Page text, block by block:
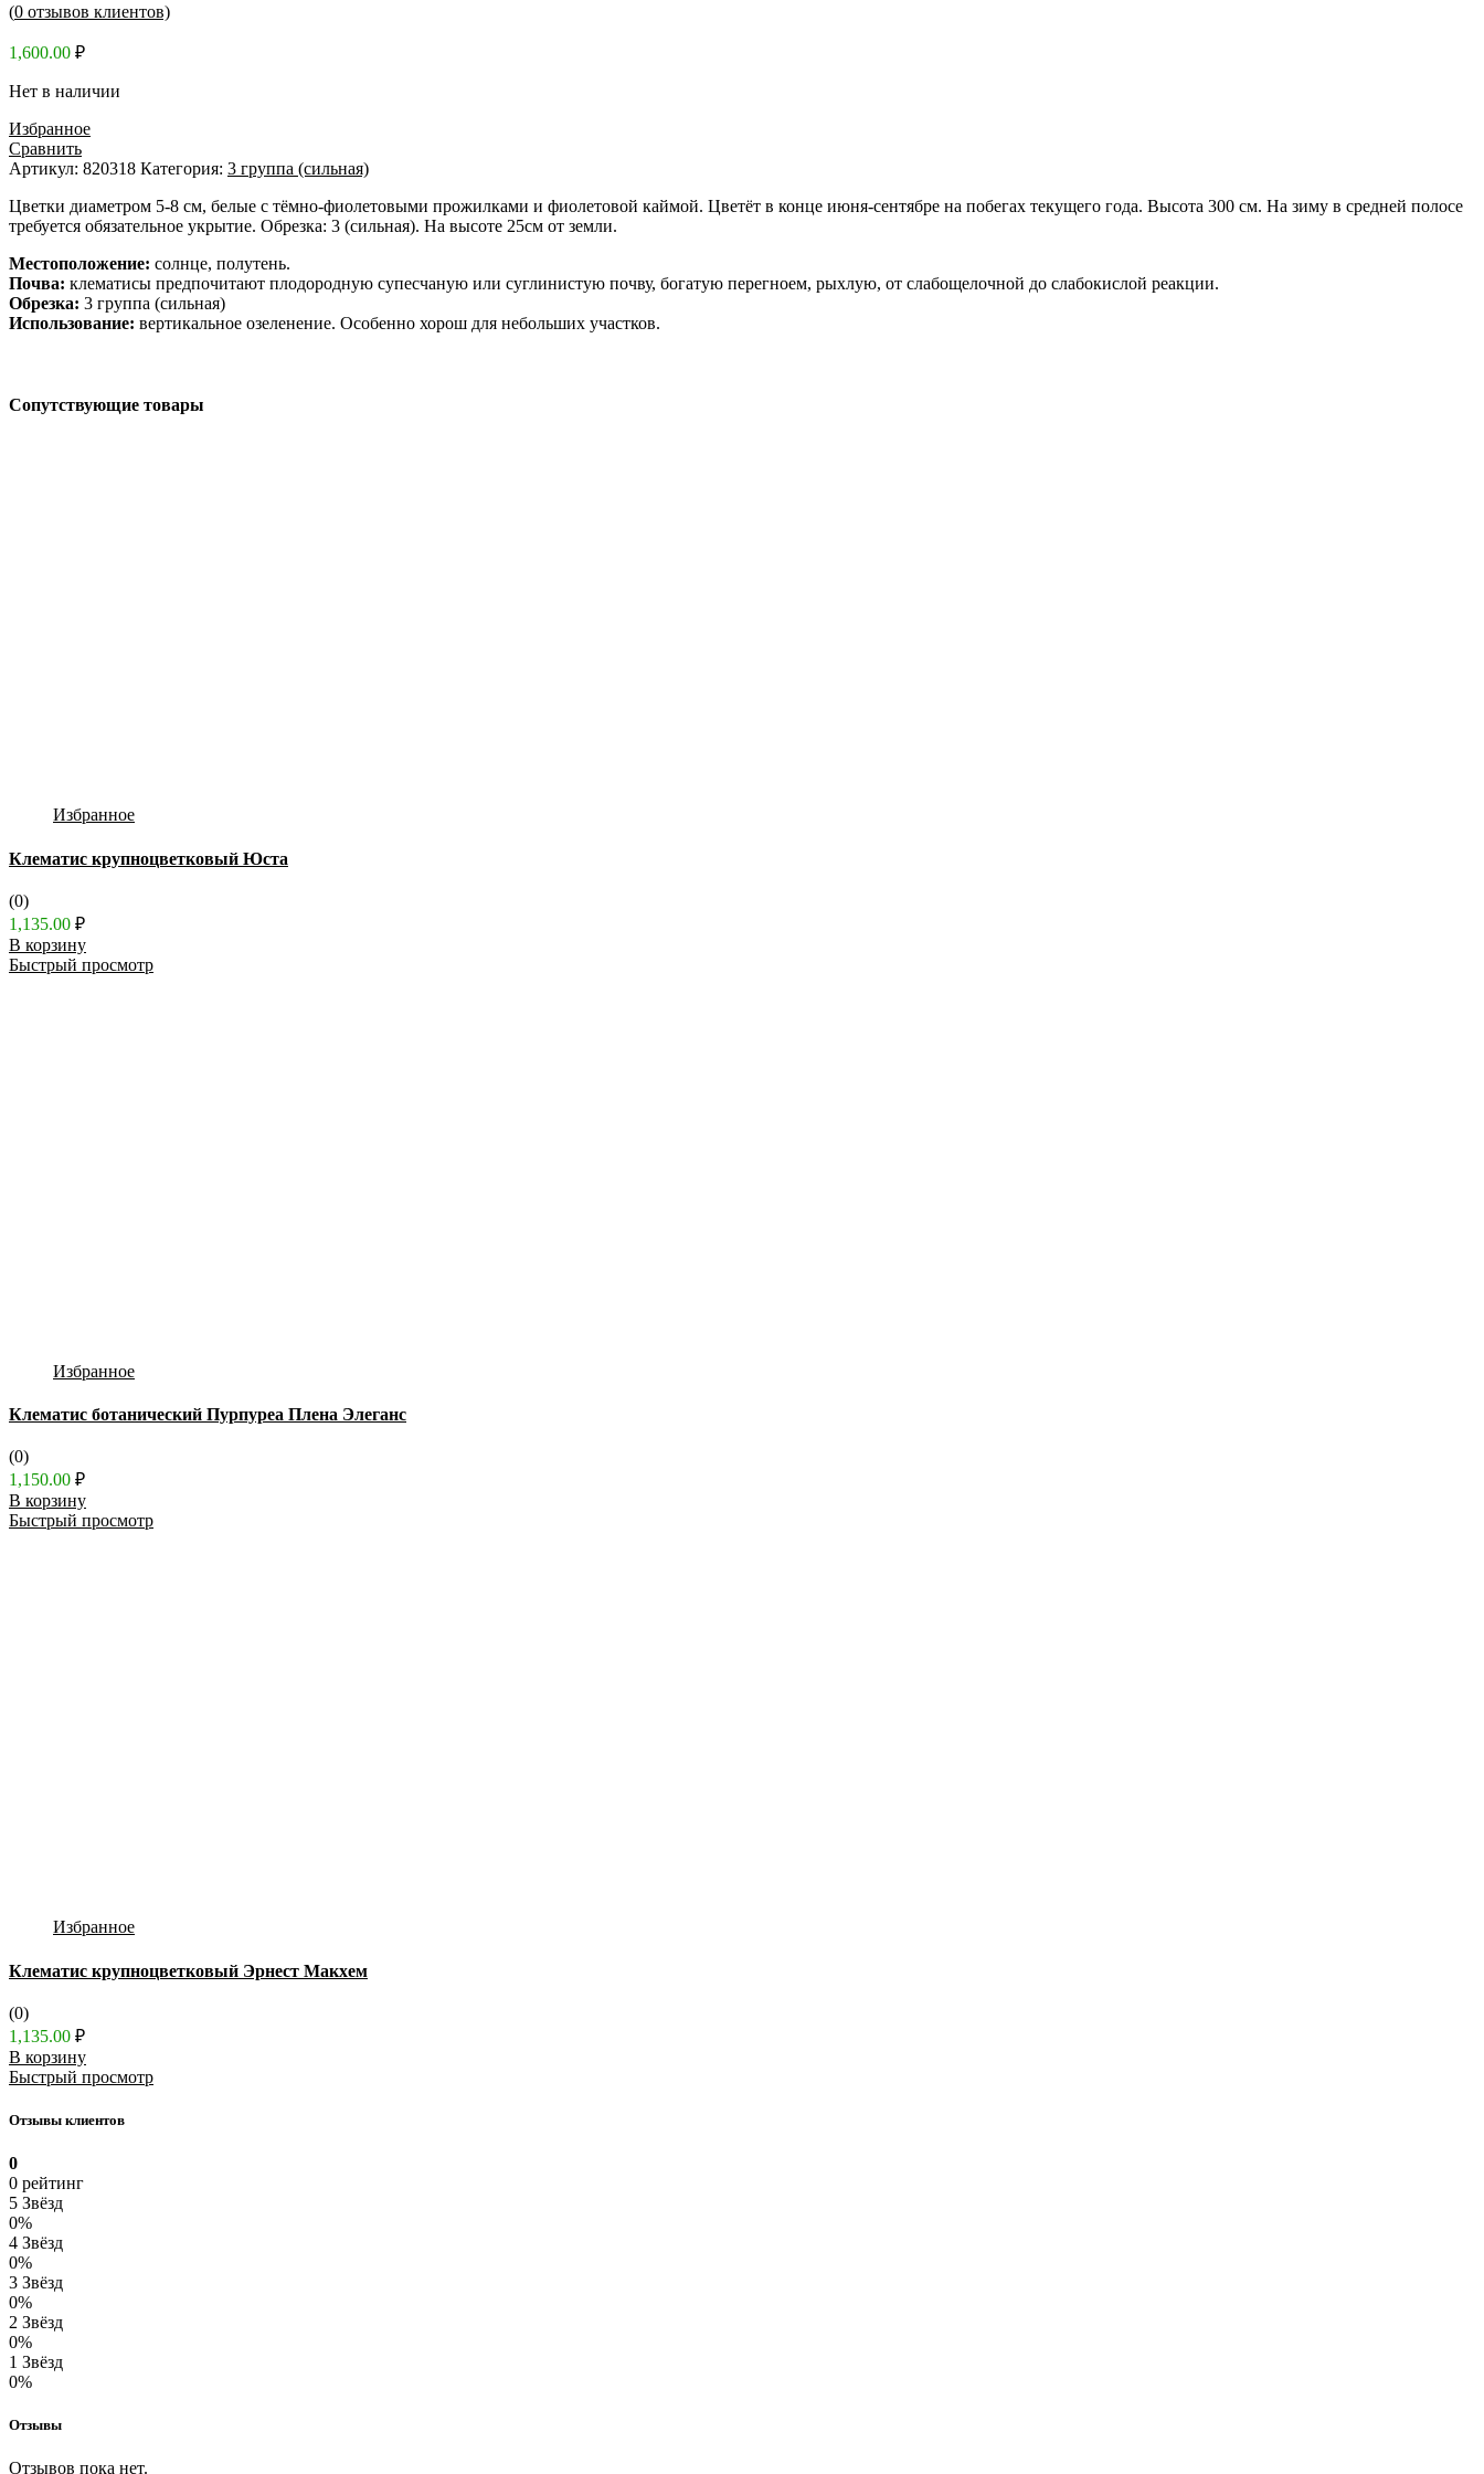
(0 отзывов клиентов)
1,600.00 ₽
Нет в наличии
Избранное
Сравнить
Артикул: 820318 Категория: 3 группа (сильная)
Цветки диаметром 5-8 см, белые с тёмно-фиолетовыми прожилками и фиолетовой каймой. Цветёт в конце июня-сентябре на побегах текущего года. Высота 300 см. На зиму в средней полосе
требуется обязательное укрытие. Обрезка: 3 (сильная). На высоте 25см от земли.
Местоположение: солнце, полутень.
Почва: клематисы предпочитают плодородную супесчаную или суглинистую почву, богатую перегноем, рыхлую, от слабощелочной до слабокислой реакции.
Обрезка: 3 группа (сильная)
Использование: вертикальное озеленение. Особенно хорош для небольших участков.
Сопутствующие товары
Избранное
Клематис крупноцветковый Юста
(0)
1,135.00 ₽
В корзину
Быстрый просмотр
Избранное
Клематис ботанический Пурпуреа Плена Элеганс
(0)
1,150.00 ₽
В корзину
Быстрый просмотр
Избранное
Клематис крупноцветковый Эрнест Макхем
(0)
1,135.00 ₽
В корзину
Быстрый просмотр
Отзывы клиентов
0
0 рейтинг
5 Звёзд
0%
4 Звёзд
0%
3 Звёзд
0%
2 Звёзд
0%
1 Звёзд
0%
Отзывы
Отзывов пока нет.